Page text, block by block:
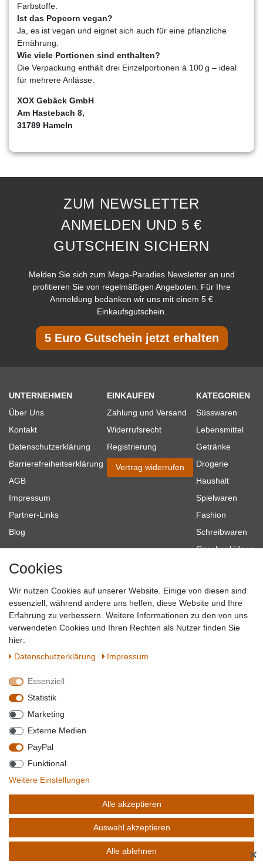
Farbstoffe.
Ist das Popcorn vegan?
Ja, es ist vegan und eignet sich auch für eine pflanzliche
Ernährung.
Wie viele Portionen sind enthalten?
Die Verpackung enthält drei Einzelportionen à 100 g – ideal
für mehrere Anlässe.
XOX Gebäck GmbH
Am Hastebach 8,
31789 Hameln
ZUM NEWSLETTER
ANMELDEN UND 5 €
GUTSCHEIN SICHERN
Melden Sie sich zum Mega-Paradies Newsletter an und
profitieren Sie von regelmäßigen Angeboten. Für Ihre
Anmeldung bedanken wir uns mit einem 5 €
Einkaufsgutschein.
5 Euro Gutschein jetzt erhalten
UNTERNEHMEN
Über Uns
Kontakt
Datenschutzerklärung
Barrierefreiheitserklärung
AGB
Impressum
Partner-Links
Blog
EINKAUFEN
Zahlung und Versand
Widerrufsrecht
Registrierung
Vertrag widerrufen
KATEGORIEN
Süsswaren
Lebensmittel
Getränke
Drogerie
Haushalt
Spielwaren
Fashion
Schreibwaren
Geschenkideen
Topmarken
SICHER EINKAUFEN
QUALITÄT
WIR AKZEPTIEREN
*Alle Preise verstehen sich inkl. MwSt. zzgl. Versandkosten. **Gilt für Lieferungen
innerhalb deutschlands, Lieferzeiten für andere Länder entnehmen Sie bitte der
Schaltfäche mit denVersandinformationen. *** Bei den ausgewiesenen Versandkosten
handelt es sich um die StandardVersandkostenfür Deutschland, diese ändern sich je
nach Auswahl Ihres Lieferlandes.
Copyright 2020 © Mega-Paradies GmbH | Alle Rechte vorbehalten.
Cookies
Wir nutzen Cookies auf unserer Website. Einige von diesen sind
essenziell, während andere uns helfen, diese Website und Ihre
Erfahrung zu verbessern. Weitere Informationen zu den von uns
verwendeten Cookies und Ihren Rechten als Nutzer finden Sie
hier:
Daten­schutz­erklärung
Impressum
Essenziell
Statistik
Marketing
Externe Medien
PayPal
Funktional
Weitere Einstellungen
Alle akzeptieren
Auswahl akzeptieren
Alle ablehnen ✕